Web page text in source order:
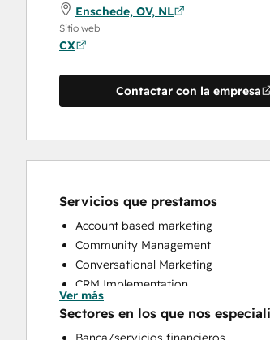
Enschede, OV, NL
Sitio web
CX
Contactar con la empresa
Servicios que prestamos
Account based marketing
Community Management
Conversational Marketing
CRM Implementation
CRM Migration
Custom API Integrations
Ver más
Sectores en los que nos